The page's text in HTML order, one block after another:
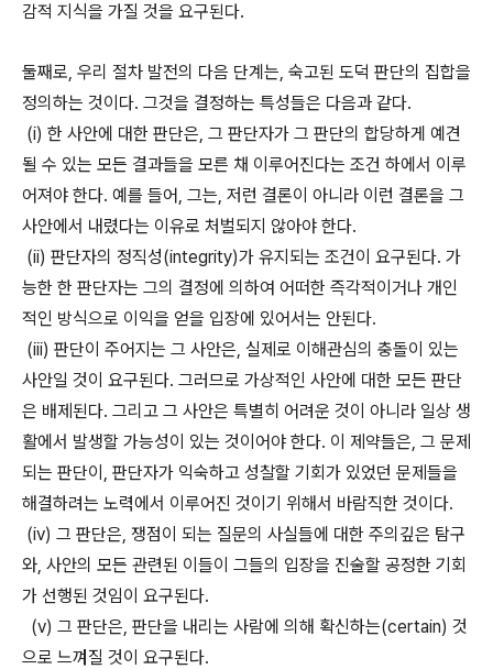
감적 지식을 가질 것을 요구된다.
둘째로, 우리 절차 발전의 다음 단계는, 숙고된 도덕 판단의 집합을
정의하는 것이다. 그것을 결정하는 특성들은 다음과 같다.
(i) 한 사안에 대한 판단은, 그 판단자가 그 판단의 합당하게 예견
될 수 있는 모든 결과들을 모른 채 이루어진다는 조건 하에서 이루
어져야 한다. 예를 들어, 그는, 저런 결론이 아니라 이런 결론을 그
사안에서 내렸다는 이유로 처벌되지 않아야 한다.
(ii) 판단자의 정직성(integrity)가 유지되는 조건이 요구된다. 가
능한 한 판단자는 그의 결정에 의하여 어떠한 즉각적이거나 개인
적인 방식으로 이익을 얻을 입장에 있어서는 안된다.
(iii) 판단이 주어지는 그 사안은, 실제로 이해관심의 충돌이 있는
사안일 것이 요구된다. 그러므로 가상적인 사안에 대한 모든 판단
은 배제된다. 그리고 그 사안은 특별히 어려운 것이 아니라 일상 생
활에서 발생할 가능성이 있는 것이어야 한다. 이 제약들은, 그 문제
되는 판단이, 판단자가 익숙하고 성찰할 기회가 있었던 문제들을
해결하려는 노력에서 이루어진 것이기 위해서 바람직한 것이다.
(iv) 그 판단은, 쟁점이 되는 질문의 사실들에 대한 주의깊은 탐구
와, 사안의 모든 관련된 이들이 그들의 입장을 진술할 공정한 기회
가 선행된 것임이 요구된다.
(v) 그 판단은, 판단을 내리는 사람에 의해 확신하는(certain) 것
으로 느껴질 것이 요구된다.